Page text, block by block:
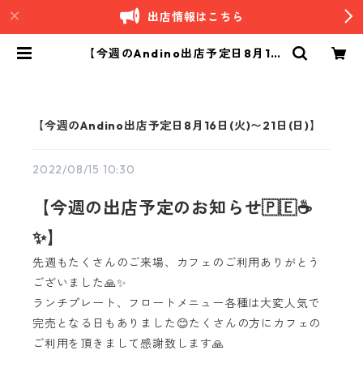
出店情報はこちら
【今週のAndino出店予定日8月16
【今週のAndino出店予定日8月16日(火)〜21日(日)】
2022/08/15 10:30
【今週の出店予定のお知らせ🇵🇪☕️
✨】
先週もたくさんのご来場、カフェのご利用ありがとう
ございました🙏✨
ランチプレート、フロートメニュー各種は大変人気で
完売となる日もありました😊たくさんの方にカフェの
ご利用を頂きまして感謝致します🙏